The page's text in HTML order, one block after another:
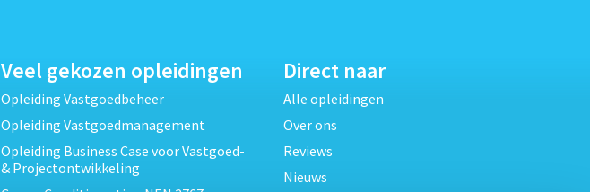
Veel gekozen opleidingen
Opleiding Vastgoedbeheer
Opleiding Vastgoedmanagement
Opleiding Business Case voor Vastgoed-
& Projectontwikkeling
Direct naar
Alle opleidingen
Over ons
Reviews
Nieuws